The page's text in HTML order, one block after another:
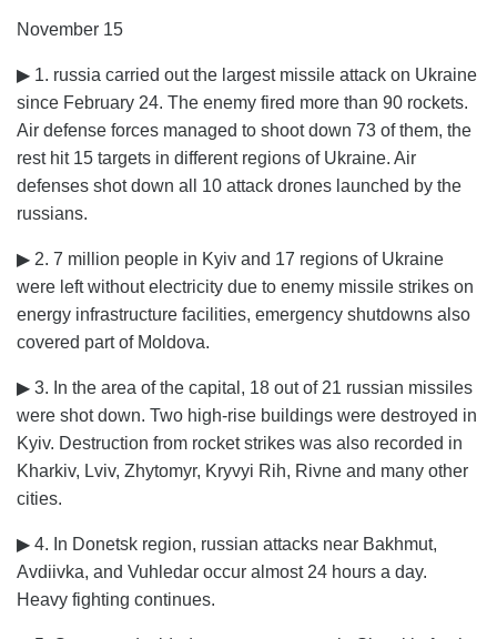
November 15
▶ 1. russia carried out the largest missile attack on Ukraine
since February 24. The enemy fired more than 90 rockets.
Air defense forces managed to shoot down 73 of them, the
rest hit 15 targets in different regions of Ukraine. Air
defenses shot down all 10 attack drones launched by the
russians.
▶ 2. 7 million people in Kyiv and 17 regions of Ukraine
were left without electricity due to enemy missile strikes on
energy infrastructure facilities, emergency shutdowns also
covered part of Moldova.
▶ 3. In the area of the capital, 18 out of 21 russian missiles
were shot down. Two high-rise buildings were destroyed in
Kyiv. Destruction from rocket strikes was also recorded in
Kharkiv, Lviv, Zhytomyr, Kryvyi Rih, Rivne and many other
cities.
▶ 4. In Donetsk region, russian attacks near Bakhmut,
Avdiivka, and Vuhledar occur almost 24 hours a day.
Heavy fighting continues.